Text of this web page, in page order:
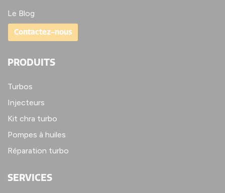
Le Blog
Contactez-nous
PRODUITS
Turbos
Injecteurs
Kit chra turbo
Pompes à huiles
Réparation turbo
SERVICES